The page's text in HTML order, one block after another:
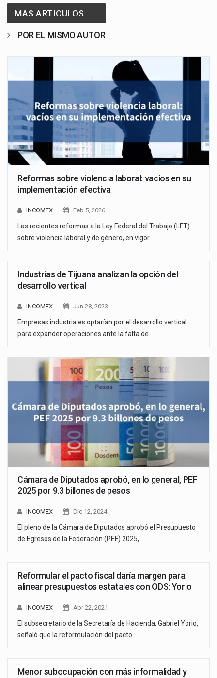
MAS ARTICULOS
POR EL MISMO AUTOR
Reformas sobre violencia laboral: vacíos en su
implementación efectiva
INCOMEX Feb 5, 2026
Las recientes reformas a la Ley Federal del Trabajo (LFT)
sobre violencia laboral y de género, en vigor…
Industrias de Tijuana analizan la opción del
desarrollo vertical
INCOMEX Jun 28, 2023
Empresas industriales optarían por el desarrollo vertical
para expander operaciones ante la falta de…
Cámara de Diputados aprobó, en lo general, PEF
2025 por 9.3 billones de pesos
INCOMEX Dic 12, 2024
El pleno de la Cámara de Diputados aprobó el Presupuesto
de Egresos de la Federación (PEF) 2025,…
Reformular el pacto fiscal daría margen para
alinear presupuestos estatales con ODS: Yorio
INCOMEX Abr 22, 2021
El subsecretario de la Secretaría de Hacienda, Gabriel Yorio,
señaló que la reformulación del pacto…
Menor subocupación con más informalidad y